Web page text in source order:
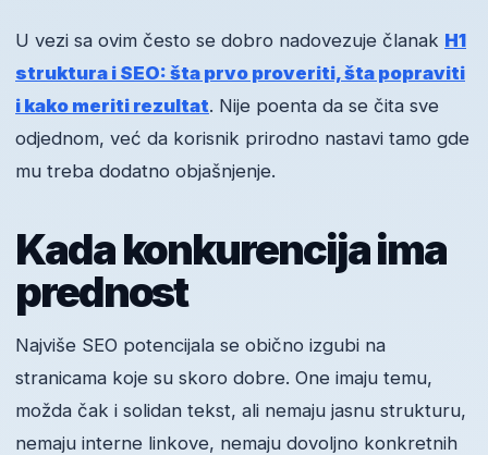
U vezi sa ovim često se dobro nadovezuje članak H1
struktura i SEO: šta prvo proveriti, šta popraviti
i kako meriti rezultat. Nije poenta da se čita sve
odjednom, već da korisnik prirodno nastavi tamo gde
mu treba dodatno objašnjenje.
Kada konkurencija ima
prednost
Najviše SEO potencijala se obično izgubi na
stranicama koje su skoro dobre. One imaju temu,
možda čak i solidan tekst, ali nemaju jasnu strukturu,
nemaju interne linkove, nemaju dovoljno konkretnih